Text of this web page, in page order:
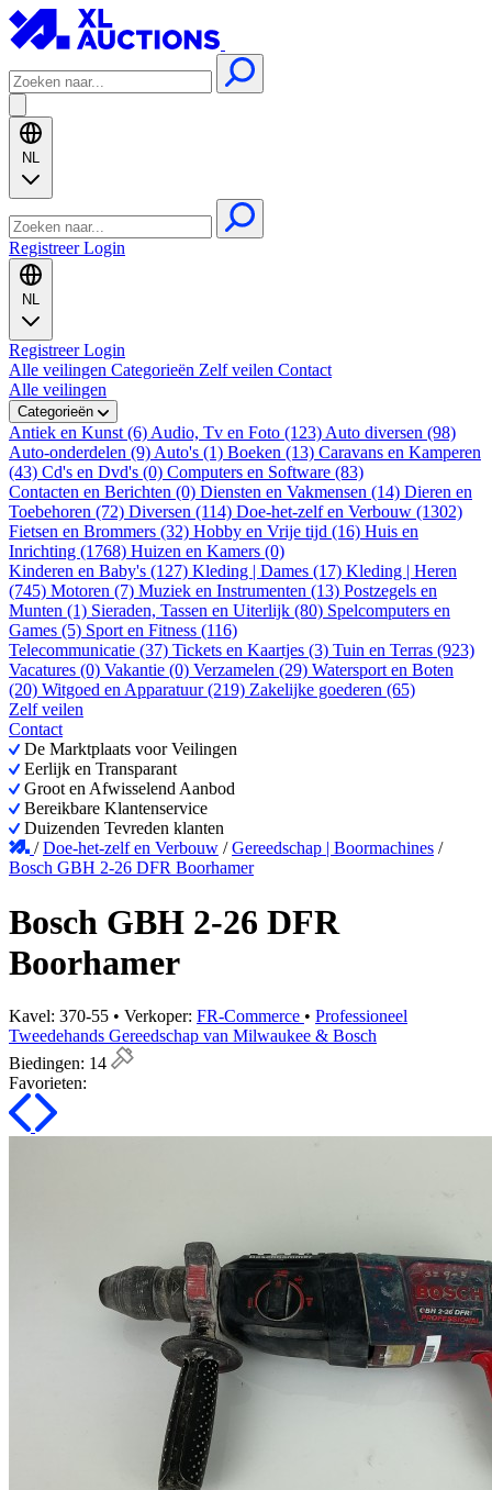
NL
RegistreerLogin
NL
RegistreerLogin
Alle veilingen Categorieën Zelf veilen Contact
Alle veilingen
Categorieën
Antiek en Kunst (6) Audio, Tv en Foto (123) Auto diversen (98)
Auto-onderdelen (9) Auto's (1) Boeken (13) Caravans en Kamperen
(43) Cd's en Dvd's (0) Computers en Software (83)
Contacten en Berichten (0) Diensten en Vakmensen (14) Dieren en
Toebehoren (72) Diversen (114) Doe-het-zelf en Verbouw (1302)
Fietsen en Brommers (32) Hobby en Vrije tijd (16) Huis en
Inrichting (1768) Huizen en Kamers (0)
Kinderen en Baby's (127) Kleding | Dames (17) Kleding | Heren
(745) Motoren (7) Muziek en Instrumenten (13) Postzegels en
Munten (1) Sieraden, Tassen en Uiterlijk (80) Spelcomputers en
Games (5) Sport en Fitness (116)
Telecommunicatie (37) Tickets en Kaartjes (3) Tuin en Terras (923)
Vacatures (0) Vakantie (0) Verzamelen (29) Watersport en Boten
(20) Witgoed en Apparatuur (219) Zakelijke goederen (65)
Zelf veilen
Contact
De Marktplaats voor Veilingen
Eerlijk en Transparant
Groot en Afwisselend Aanbod
Bereikbare Klantenservice
Duizenden Tevreden klanten
/Doe-het-zelf en Verbouw /Gereedschap | Boormachines /
Bosch GBH 2-26 DFR Boorhamer
Bosch GBH 2-26 DFR
Boorhamer
Kavel: 370-55 • Verkoper: FR-Commerce • Professioneel
Tweedehands Gereedschap van Milwaukee & Bosch
Biedingen: 14
Favorieten: